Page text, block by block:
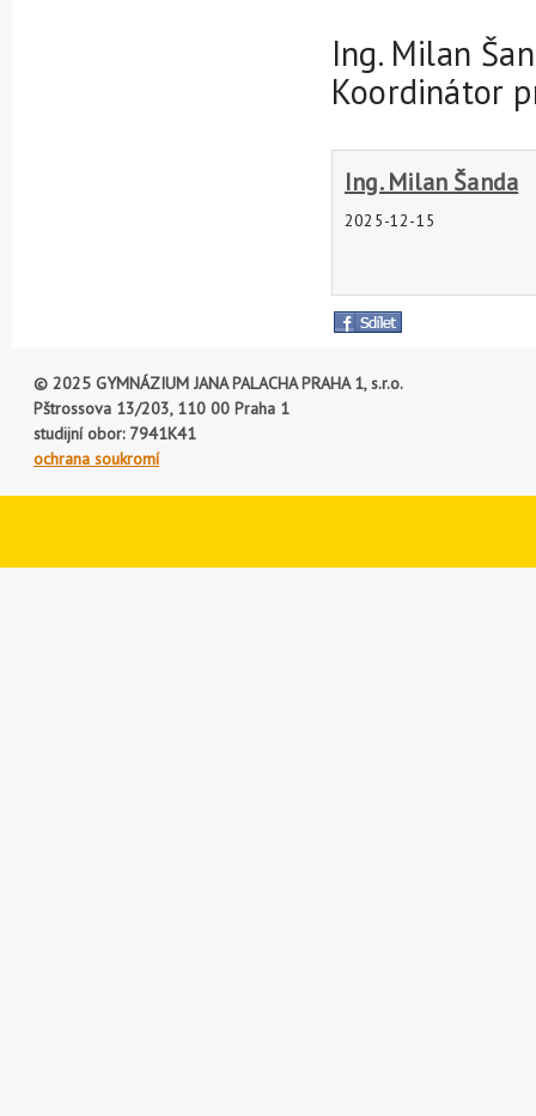
Ing. Milan
Koordinátor
Ing. Milan Šanda
2025-12-15
© 2025 GYMNÁZIUM JANA PALACHA PRAHA 1, s.r.o.
Pštrossova 13/203, 110 00 Praha 1
studijní obor: 7941K41
ochrana soukromí